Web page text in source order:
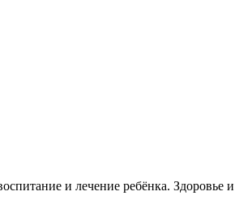
и лечение ребёнка. Здоровье и